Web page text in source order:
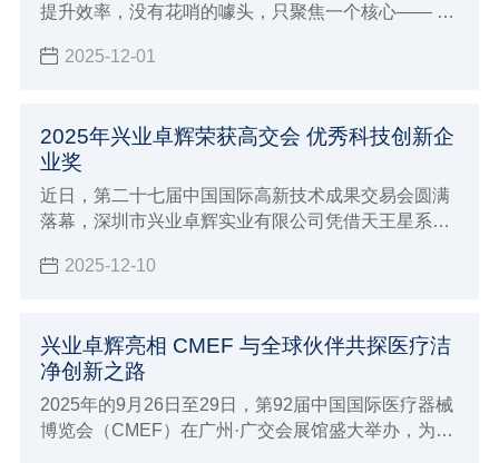
提升效率，​没有花哨的噱头，只聚焦一个核心—— 助
题。空调作业服、离子风机系列、高端净化服三款产
把 “省心” 变成了可感知的安全与舒适。
2025-12-01
2025年兴业卓辉荣获高交会 优秀科技创新企
业奖
近日，第二十七届中国国际高新技术成果交易会圆满
落幕，深圳市兴业卓辉实业有限公司凭借天王星系列
颖而出，兴业卓辉在2025年成功斩获 “优秀科技创新
2025-12-10
兴业卓辉亮相 CMEF 与全球伙伴共探医疗洁
净创新之路
2025年的9月26日至29日，第92届中国国际医疗器械
博览会（CMEF）在广州·广交会展馆盛大举办，为大